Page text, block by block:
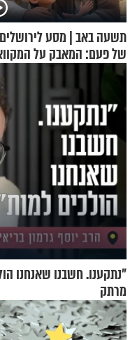
תשעה באב | מסע לירושלים
של פעם: המאבק על
"נתקענו. חשבנו שאנחנו
מרתק